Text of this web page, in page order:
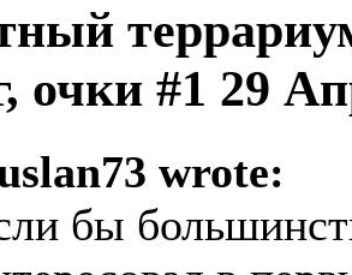
очки #1 29
wrote:
бы